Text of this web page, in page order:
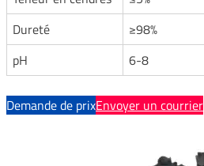
Dureté
≥98%
pH
6-8
Demande de prixEnvoyer un courrier